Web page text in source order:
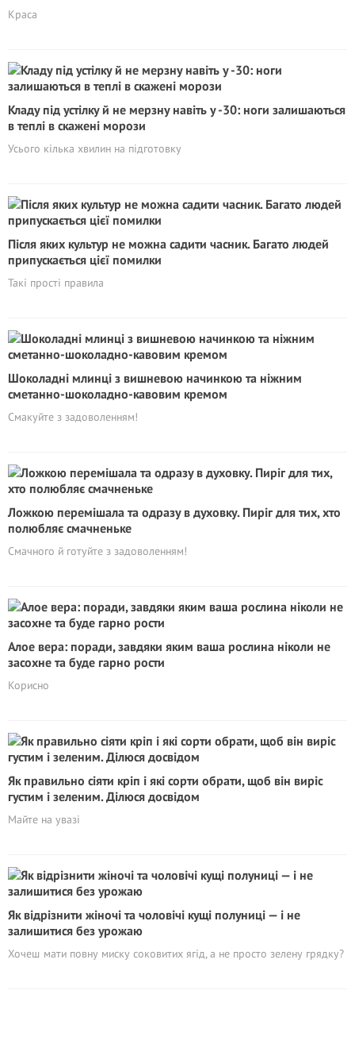
Краса
Кладу під устілку й не мерзну навіть у -30: ноги залишаються
в теплі в скажені морози
Усього кілька хвилин на підготовку
Після яких культур не можна садити часник. Багато людей
припускається цієї помилки
Такі прості правила
Шоколадні млинці з вишневою начинкою та ніжним
сметанно-шоколадно-кавовим кремом
Смакуйте з задоволенням!
Ложкою перемішала та одразу в духовку. Пиріг для тих, хто
полюбляє смачненьке
Смачного й готуйте з задоволенням!
Алое вера: поради, завдяки яким ваша рослина ніколи не
засохне та буде гарно рости
Корисно
Як правильно сіяти кріп і які сорти обрати, щоб він виріс
густим і зеленим. Ділюся досвідом
Майте на увазі
Як відрізнити жіночі та чоловічі кущі полуниці — і не
залишитися без урожаю
Хочеш мати повну миску соковитих ягід, а не просто зелену грядку?